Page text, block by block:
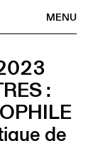
MENU
:
de